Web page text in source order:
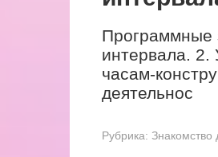
Программные
интервала. 2.
часам-
деятельнос
Рубрика: Знакомство